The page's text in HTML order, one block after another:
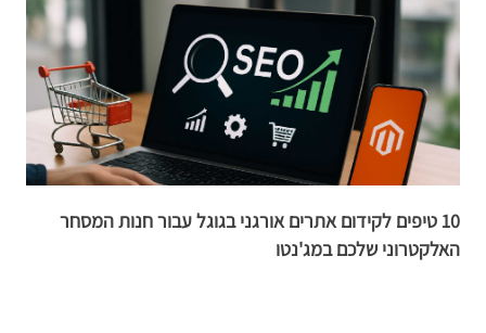
10 טיפים לקידום אתרים אורגני בגוגל עבור חנות המסחר
האלקטרוני שלכם במג'נטו